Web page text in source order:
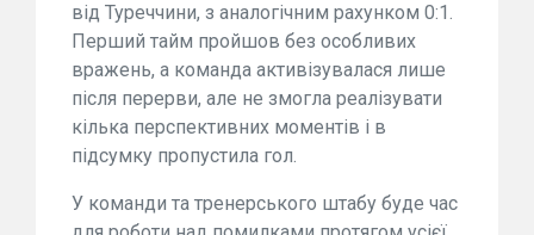
від Туреччини, з аналогічним рахунком 0:1.
Перший тайм пройшов без особливих
вражень, а команда активізувалася лише
після перерви, але не змогла реалізувати
кілька перспективних моментів і в
підсумку пропустила гол.
У команди та тренерського штабу буде час